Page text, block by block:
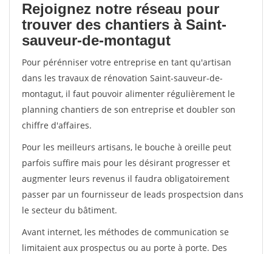
Rejoignez notre réseau pour
trouver des chantiers à Saint-
sauveur-de-montagut
Pour pérénniser votre entreprise en tant qu'artisan
dans les travaux de rénovation Saint-sauveur-de-
montagut, il faut pouvoir alimenter régulièrement le
planning chantiers de son entreprise et doubler son
chiffre d'affaires.
Pour les meilleurs artisans, le bouche à oreille peut
parfois suffire mais pour les désirant progresser et
augmenter leurs revenus il faudra obligatoirement
passer par un fournisseur de leads prospectsion dans
le secteur du bâtiment.
Avant internet, les méthodes de communication se
limitaient aux prospectus ou au porte à porte. Des